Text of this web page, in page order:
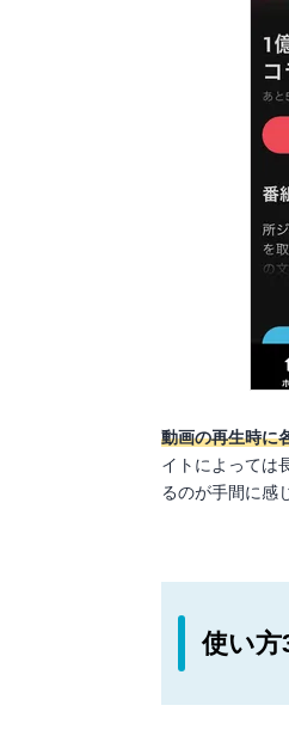
動画の再生時に
イトによっては
るのが手間に感
使い方